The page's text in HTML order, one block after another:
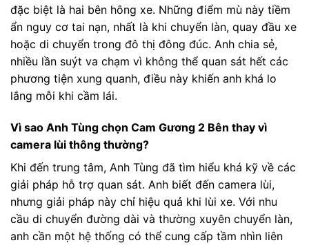
đặc biệt là hai bên hông xe. Những điểm mù này tiềm
ẩn nguy cơ tai nạn, nhất là khi chuyển làn, quay đầu xe
hoặc di chuyển trong đô thị đông đúc. Anh chia sẻ,
nhiều lần suýt va chạm vì không thể quan sát hết các
phương tiện xung quanh, điều này khiến anh khá lo
lắng mỗi khi cầm lái.
Vì sao Anh Tùng chọn Cam Gương 2 Bên thay vì
camera lùi thông thường?
Khi đến trung tâm, Anh Tùng đã tìm hiểu khá kỹ về các
giải pháp hỗ trợ quan sát. Anh biết đến camera lùi,
nhưng giải pháp này chỉ hiệu quả khi lùi xe. Với nhu
cầu di chuyển đường dài và thường xuyên chuyển làn,
anh cần một hệ thống có thể cung cấp tầm nhìn liên